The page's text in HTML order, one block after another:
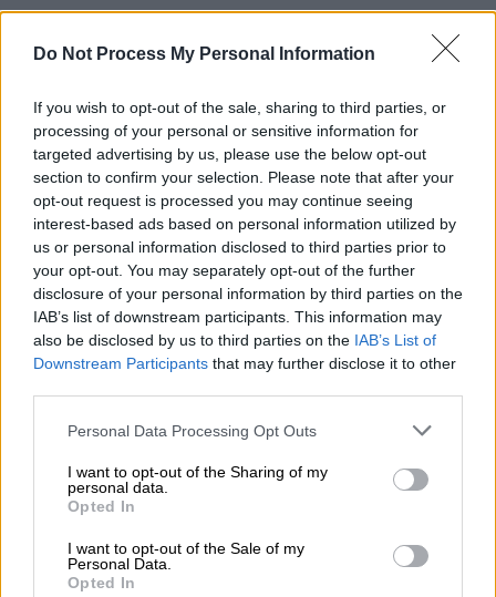
Do Not Process My Personal Information
If you wish to opt-out of the sale, sharing to third parties, or
processing of your personal or sensitive information for
targeted advertising by us, please use the below opt-out
section to confirm your selection. Please note that after your
opt-out request is processed you may continue seeing
interest-based ads based on personal information utilized by
us or personal information disclosed to third parties prior to
your opt-out. You may separately opt-out of the further
disclosure of your personal information by third parties on the
IAB’s list of downstream participants. This information may
also be disclosed by us to third parties on the IAB’s List of
Downstream Participants that may further disclose it to other
Please note that this website/app uses one or more Google
not limited to your visit or usage behaviour. You may click to
grant or deny consent to Google and its third-party tags to
use your data for below specified purposes in below Google
consent section.
Personal Data Processing Opt Outs
I want to opt-out of the Sharing of my
personal data.
Opted In
I want to opt-out of the Sale of my
Personal Data.
Opted In
Ανάμεσα στις νέες προσθήκες ξεχωρίζει μία
γεύση με βαθιές ρίζες στην ελληνική
Πολιτισμός|06.05.2026 19:33
Θεσσαλονίκη: Αυτοψία στον Άγιο
Δημήτριο και το Τέμενος Χαμζά Μπέη
«Συνδέουμε οργανικά τα μνημεία της